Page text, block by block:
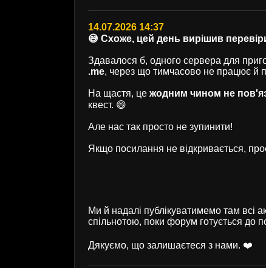
14.07.2026 14:37
😅 Схоже, цей день вирішив
Здавалося б, одного сервера для
.me, через що тимчасово не працює й
На щастя, це жодним чином не
квест. 😄
Але нас так просто не зупинити!
Якщо посилання не відкривається,
Ми й надалі публікуватимемо там всі
спільнотою, поки форум готується до
Дякуємо, що залишаєтеся з нами. ❤️